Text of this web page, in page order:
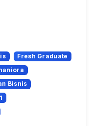
Fresh Graduate
Bisnis